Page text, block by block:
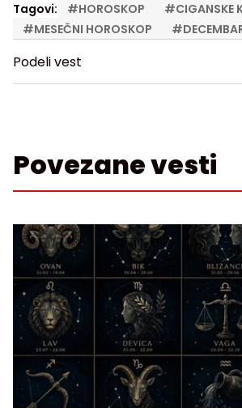
Tagovi: #HOROSKOP #CIGANSKE
#MESEČNI HOROSKOP #
Podeli vest
Povezane vesti